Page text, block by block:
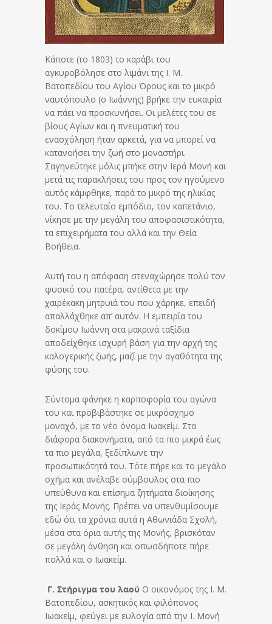
Κάποτε (το 1803) το καράβι του
αγκυροβόλησε στο λιμάνι της Ι. Μ.
Βατοπεδίου του Αγίου Όρους και το μικρό
ναυτόπουλο (ο Ιωάννης) βρήκε την ευκαιρία
να πάει να προσκυνήσει. Οι μελέτες του σε
βίους Αγίων και η πνευματική του
ενασχόληση ήταν αρκετά, για να μπορεί να
κατανοήσει την ζωή στο μοναστήρι.
Σαγηνεύτηκε μόλις μπήκε στην Ιερά Μονή και
μετά τις παρακλήσεις του προς τον ηγούμενο
αυτός κάμφθηκε, παρά το μικρό της ηλικίας
του. Το τελευταίο εμπόδιο, τον καπετάνιο,
νίκησε με την μεγάλη του αποφασιστικότητα,
τα επιχειρήματα του αλλά και την Θεία
Βοήθεια.
Αυτή του η απόφαση στεναχώρησε πολύ τον
φυσικό του πατέρα, αντίθετα με την
χαιρέκακη μητρυιά του που χάρηκε, επειδή
απαλλάχθηκε απ’ αυτόν. Η εμπειρία του
δοκίμου Ιωάννη στα μακρινά ταξίδια
αποδείχθηκε ισχυρή βάση για την αρχή της
καλογερικής ζωής, μαζί με την αγαθότητα της
φύσης του.
Σύντομα φάνηκε η καρποφορία του αγώνα
του και προβιβάστηκε σε μικρόσχημο
μοναχό, με το νέο όνομα Ιωακείμ. Στα
διάφορα διακονήματα, από τα πιο μικρά έως
τα πιο μεγάλα, ξεδίπλωνε την
προσωπικότητά του. Τότε πήρε και το μεγάλο
σχήμα και ανέλαβε σύμβουλος στα πιο
υπεύθυνα και επίσημα ζητήματα διοίκησης
της Ιεράς Μονής. Πρέπει να υπενθυμίσουμε
εδώ ότι τα χρόνια αυτά η Αθωνιάδα Σχολή,
μέσα στα όρια αυτής της Μονής, βρισκόταν
σε μεγάλη άνθηση και οπωσδήποτε πήρε
πολλά και ο Ιωακείμ.
Γ. Στήριγμα του λαού Ο οικονόμος της Ι. Μ.
Βατοπεδίου, ασκητικός και φιλόπονος
Ιωακείμ, φεύγει με ευλογία από την Ι. Μονή